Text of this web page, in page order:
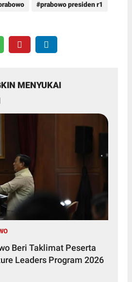
prabowo presiden r1
MENYUKAI
Beri Taklimat Peserta
Leaders Program 2026